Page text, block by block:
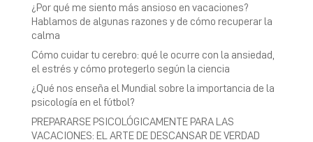
¿Por qué me siento más ansioso en vacaciones?
Hablamos de algunas razones y de cómo recuperar la
calma
Cómo cuidar tu cerebro: qué le ocurre con la ansiedad,
el estrés y cómo protegerlo según la ciencia
¿Qué nos enseña el Mundial sobre la importancia de la
psicología en el fútbol?
PREPARARSE PSICOLÓGICAMENTE PARA LAS
VACACIONES: EL ARTE DE DESCANSAR DE VERDAD